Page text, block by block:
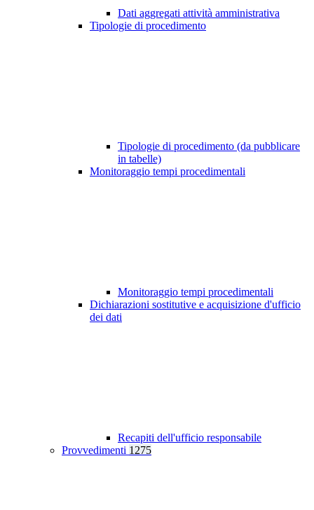
Dati aggregati attività amministrativa
Tipologie di procedimento
Tipologie di procedimento (da pubblicare
in tabelle)
Monitoraggio tempi procedimentali
Monitoraggio tempi procedimentali
Dichiarazioni sostitutive e acquisizione d'ufficio
dei dati
Recapiti dell'ufficio responsabile
Provvedimenti 1275